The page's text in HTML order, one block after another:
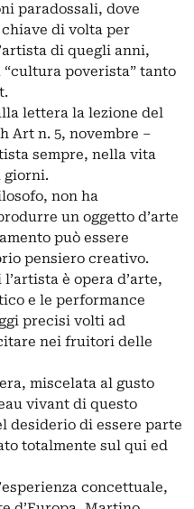
paradossali, dove
di volta per
di quegli anni,
poverista” tanto
lettera la lezione del
Art n. 5, novembre –
sempre, nella vita
giorni.
non ha
un oggetto d’arte
può essere
pensiero creativo.
è opera d’arte,
e le performance
precisi volti ad
nei fruitori delle
miscelata al gusto
vivant di questo
desiderio di essere parte
totalmente sul qui ed
concettuale,